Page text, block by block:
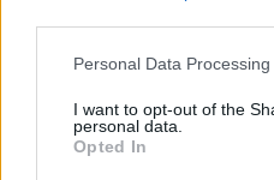
Personal Data
I want to opt-out of the
personal data.
Opted In
“informe
en
derecho”,